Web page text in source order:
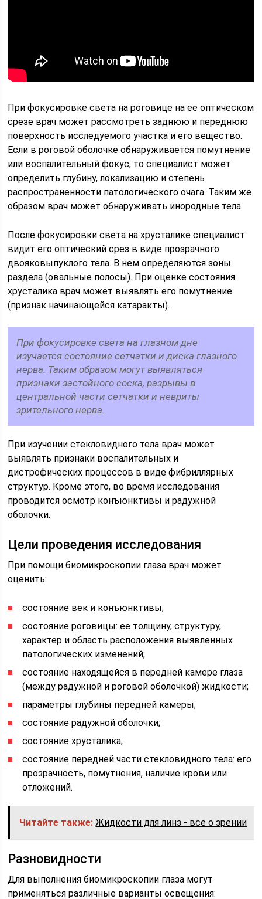
При фокусировке света на роговице на ее оптическом
срезе врач может рассмотреть заднюю и переднюю
поверхность исследуемого участка и его вещество.
Если в роговой оболочке обнаруживается помутнение
или воспалительный фокус, то специалист может
определить глубину, локализацию и степень
распространенности патологического очага. Таким же
образом врач может обнаруживать инородные тела.
После фокусировки света на хрусталике специалист
видит его оптический срез в виде прозрачного
двояковыпуклого тела. В нем определяются зоны
раздела (овальные полосы). При оценке состояния
хрусталика врач может выявлять его помутнение
(признак начинающейся катаракты).
При фокусировке света на глазном дне
изучается состояние сетчатки и диска глазного
нерва. Таким образом могут выявляться
признаки застойного соска, разрывы в
центральной части сетчатки и невриты
зрительного нерва.
При изучении стекловидного тела врач может
выявлять признаки воспалительных и
дистрофических процессов в виде фибриллярных
структур. Кроме этого, во время исследования
проводится осмотр конъюнктивы и радужной
оболочки.
Цели проведения исследования
При помощи биомикроскопии глаза врач может
оценить:
состояние век и конъюнктивы;
состояние роговицы: ее толщину, структуру,
характер и область расположения выявленных
патологических изменений;
состояние находящейся в передней камере глаза
(между радужной и роговой оболочкой) жидкости;
параметры глубины передней камеры;
состояние радужной оболочки;
состояние хрусталика;
состояние передней части стекловидного тела: его
прозрачность, помутнения, наличие крови или
отложений.
Читайте также: Жидкости для линз - все о зрении
Разновидности
Для выполнения биомикроскопии глаза могут
применяться различные варианты освещения: